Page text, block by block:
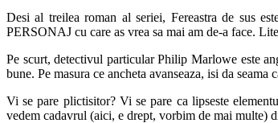
Desi al treilea roman al seriei, Fereastra de sus
PERSONAJ cu care as vrea sa mai am de-a face.
Pe scurt, detectivul particular Philip Marlowe este
bune. Pe masura ce ancheta avanseaza, isi da
Vi se pare plictisitor? Vi se pare ca lipseste
vedem cadavrul (aici, e drept, vorbim de mai multe)